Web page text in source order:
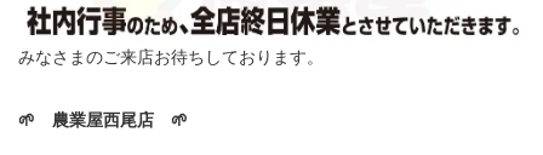
みなさまのご来店お待ちしております。
🌱 農業屋西尾店 🌱